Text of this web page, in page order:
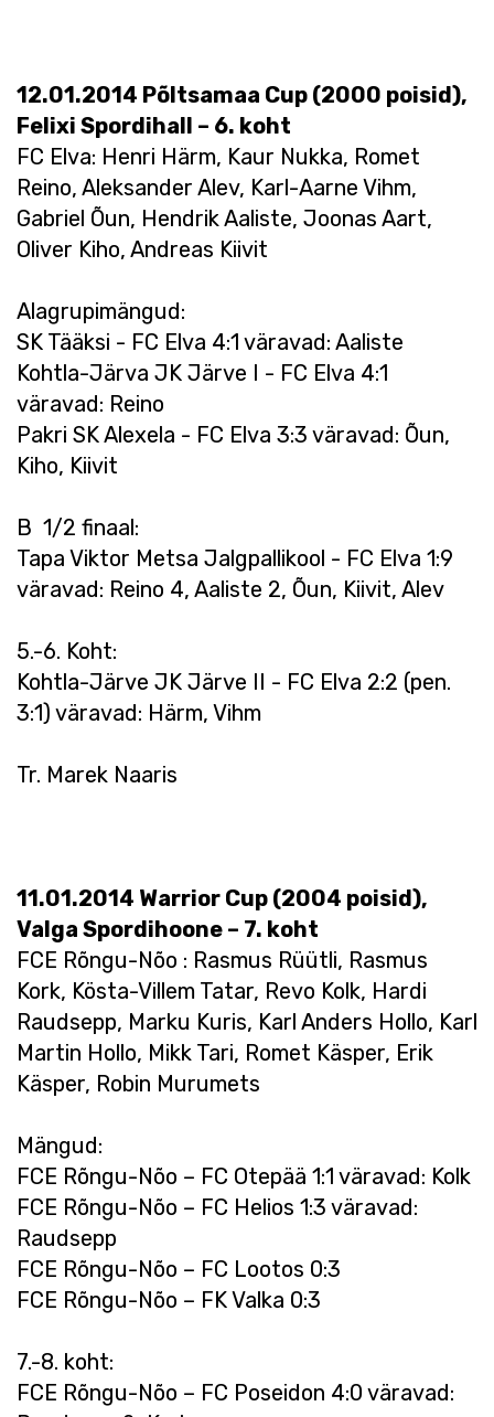
12.01.2014 Põltsamaa Cup (2000 poisid),
Felixi Spordihall – 6. koht
FC Elva: Henri Härm, Kaur Nukka, Romet
Reino, Aleksander Alev, Karl-Aarne Vihm,
Gabriel Õun, Hendrik Aaliste, Joonas Aart,
Oliver Kiho, Andreas Kiivit
Alagrupimängud:
SK Tääksi - FC Elva 4:1 väravad: Aaliste
Kohtla-Järva JK Järve I - FC Elva 4:1
väravad: Reino
Pakri SK Alexela - FC Elva 3:3 väravad: Õun,
Kiho, Kiivit
B 1/2 finaal:
Tapa Viktor Metsa Jalgpallikool - FC Elva 1:9
väravad: Reino 4, Aaliste 2, Õun, Kiivit, Alev
5.-6. Koht:
Kohtla-Järve JK Järve II - FC Elva 2:2 (pen.
3:1) väravad: Härm, Vihm
Tr. Marek Naaris
11.01.2014 Warrior Cup (2004 poisid),
Valga Spordihoone – 7. koht
FCE Rõngu-Nõo : Rasmus Rüütli, Rasmus
Kork, Kösta-Villem Tatar, Revo Kolk, Hardi
Raudsepp, Marku Kuris, Karl Anders Hollo, Karl
Martin Hollo, Mikk Tari, Romet Käsper, Erik
Käsper, Robin Murumets
Mängud:
FCE Rõngu-Nõo – FC Otepää 1:1 väravad: Kolk
FCE Rõngu-Nõo – FC Helios 1:3 väravad:
Raudsepp
FCE Rõngu-Nõo – FC Lootos 0:3
FCE Rõngu-Nõo – FK Valka 0:3
7.-8. koht:
FCE Rõngu-Nõo – FC Poseidon 4:0 väravad: